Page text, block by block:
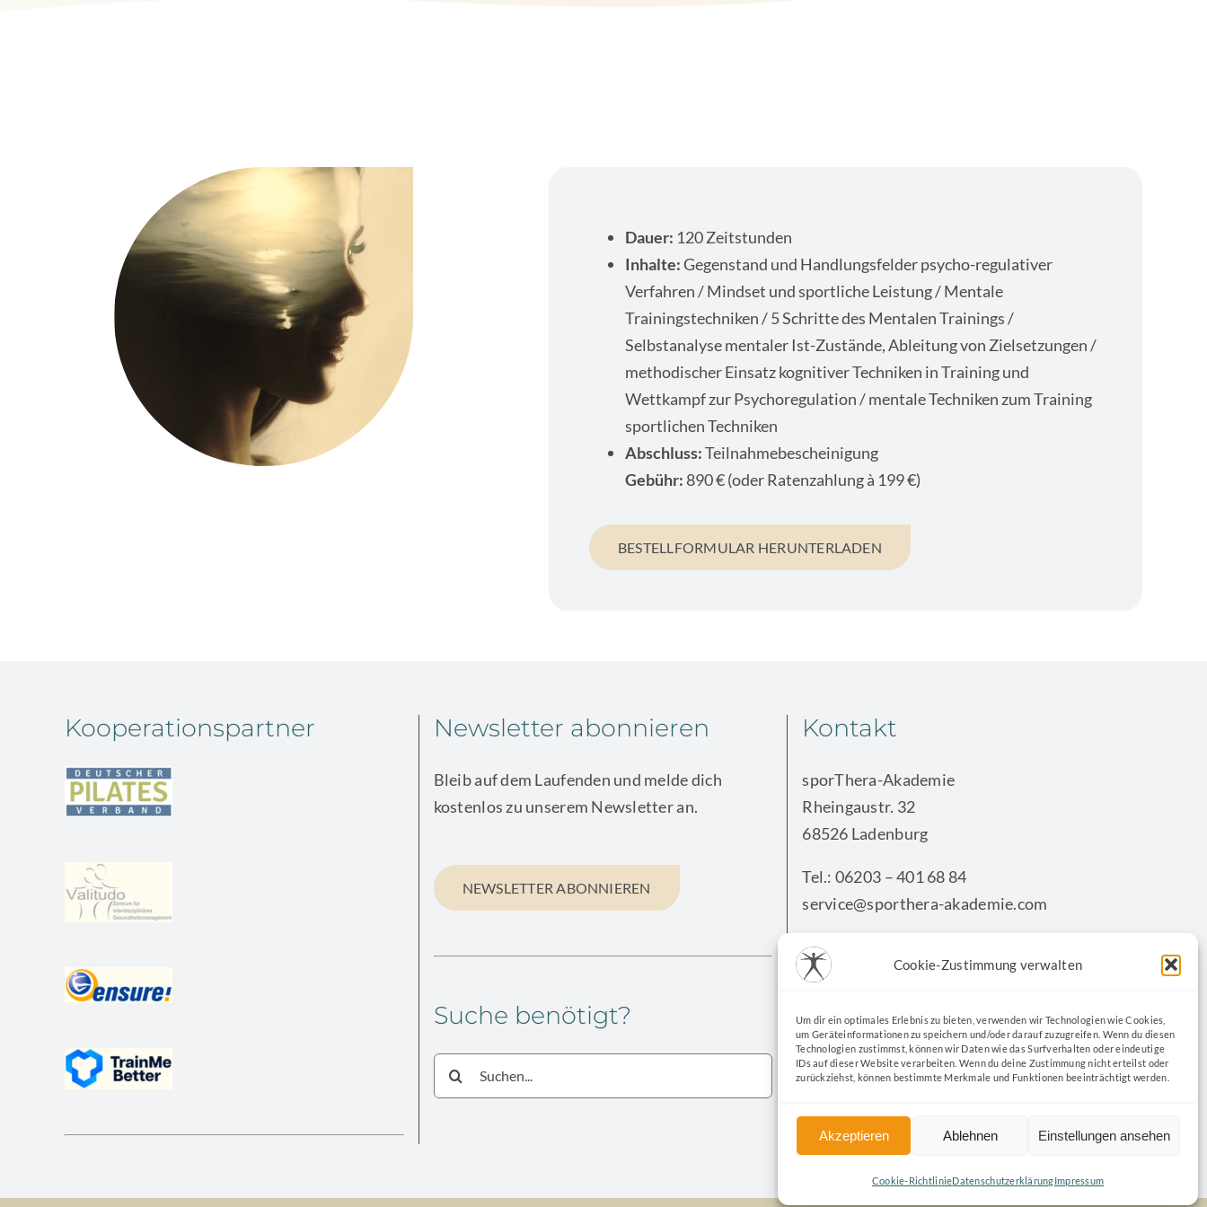
Cookie-Zustimmung verwalten
Um dir ein optimales Erlebnis zu bieten, verwenden wir Technologien wie Cookies,
um Geräteinformationen zu speichern und/oder darauf zuzugreifen. Wenn du diesen
Technologien zustimmst, können wir Daten wie das Surfverhalten oder eindeutige
IDs auf dieser Website verarbeiten. Wenn du deine Zustimmung nicht erteilst oder
zurückziehst, können bestimmte Merkmale und Funktionen beeinträchtigt werden.
Akzeptieren Ablehnen Einstellungen ansehen
Cookie-RichtlinieDatenschutzerklärungImpressum
Dauer: 120 Zeitstunden
Inhalte:Gegenstand und Handlungsfelder psycho-regulativer
Verfahren / Mindset und sportliche Leistung / Mentale
Trainingstechniken / 5 Schritte des Mentalen Trainings /
Selbstanalyse mentaler Ist-Zustände, Ableitung von Zielsetzungen /
methodischer Einsatz kognitiver Techniken in Training und
Wettkampf zur Psychoregulation / mentale Techniken zum Training
sportlichen Techniken
Abschluss:Teilnahmebescheinigung
Gebühr: 890 € (oder Ratenzahlung à 199 €)
BESTELLFORMULAR HERUNTERLADEN
Kooperationspartner Newsletter abonnieren
Bleib auf dem Laufenden und melde dich
kostenlos zu unserem Newsletter an.
NEWSLETTER ABONNIEREN
Suche benötigt?
Suche
nach:
Kontakt
sporThera-Akademie
Rheingaustr. 32
68526 Ladenburg
Tel.: 06203 – 401 68 84
service@sporthera-akademie.com